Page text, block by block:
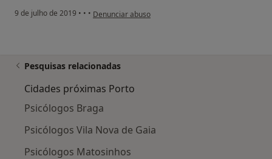
9 de julho de 2019 • • • na opinião do utilizador Conta eliminada
Denunciar abuso
Pesquisas relacionadas
Cidades próximas Porto
Psicólogos Braga
Psicólogos Vila Nova de Gaia
Psicólogos Matosinhos